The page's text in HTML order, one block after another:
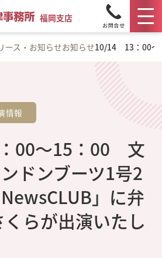
福岡支店
ース・お知らせお知らせ10/14 13：00～
情報
00～15：00 文
ドンブーツ1号2
」に弁
らが出演いたし